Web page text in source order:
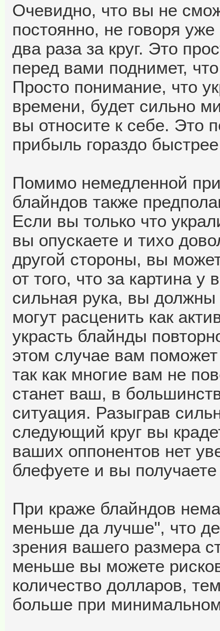
Очевидно, что вы не
постоянно, не говоря
два раза за круг. Это
перед вами поднимет,
Просто понимание, что
времени, будет сильно
вы относите к себе. Это
прибыль гораздо
Помимо немедленной
блайндов также
Если вы только что
вы опускаете и тихо
другой стороны, вы
от того, что за картина у
сильная рука, вы должны
могут расценить как
украсть блайнды
этом случае вам
так как многие вам не
станет ваш, в
ситуация. Разыграв
следующий круг вы
ваших оппонентов нет
блефуете и вы
При краже блайндов
меньше да лучше", что
зрения вашего размера
меньше вы можете
количество долларов,
больше при